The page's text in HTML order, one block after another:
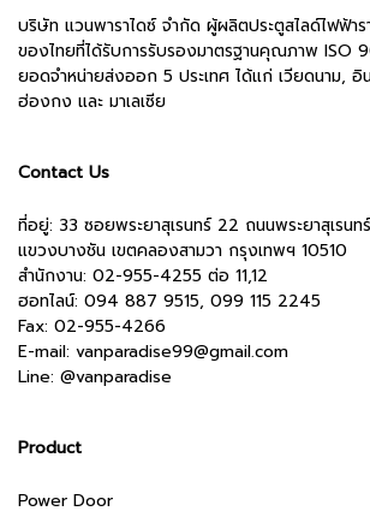
บริษัท แวนพาราไดซ์ จำกัด ผู้ผลิตประตูสไลด์ไฟฟ้าร
ของไทยที่ได้รับการรับรองมาตรฐานคุณภาพ ISO
ยอดจำหน่ายส่งออก 5 ประเทศ ได้แก่ เวียดนาม, อิ
ฮ่องกง และ มาเลเซีย
Contact Us
ที่อยู่: 33 ซอยพระยาสุเรนทร์ 22 ถนนพระยาสุเรนท
แขวงบางชัน เขตคลองสามวา กรุงเทพฯ 10510
สำนักงาน: 02-955-4255 ต่อ 11,12
ฮอทไลน์: 094 887 9515, 099 115 2245
Fax: 02-955-4266
E-mail: vanparadise99@gmail.com
Line: @vanparadise
Product
Power Door